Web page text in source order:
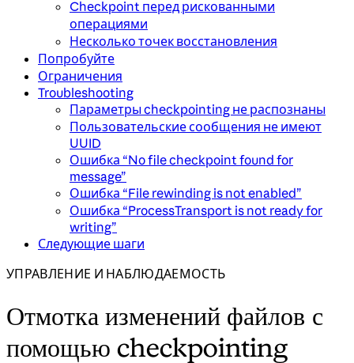
Checkpoint перед рискованными
операциями
Несколько точек восстановления
Попробуйте
Ограничения
Troubleshooting
Параметры checkpointing не распознаны
Пользовательские сообщения не имеют
UUID
Ошибка “No file checkpoint found for
message”
Ошибка “File rewinding is not enabled”
Ошибка “ProcessTransport is not ready for
writing”
Следующие шаги
УПРАВЛЕНИЕ И НАБЛЮДАЕМОСТЬ
Отмотка изменений файлов с
помощью checkpointing